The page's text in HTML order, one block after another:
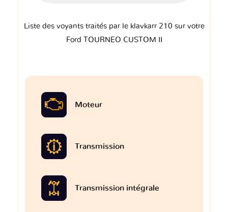
Liste des voyants traités par le klavkarr 210 sur votre
Ford TOURNEO CUSTOM II
Moteur
Transmission
Transmission intégrale